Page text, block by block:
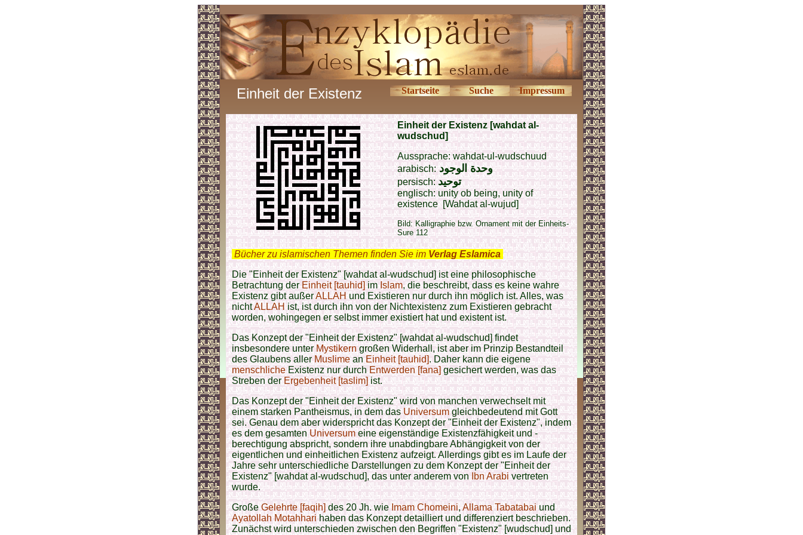
Einheit der Existenz Startseite Suche Impressum
Einheit der Existenz [wahdat al-
wudschud]
Aussprache: wahdat-ul-wudschuud
arabisch: وحدة الوجود
persisch:توحيد
englisch: unity ob being,unity of
existence[Wahdat al-wujud]
Bild: Kalligraphie bzw. Ornament mit der Einheits-
Sure 112
Bücher zu islamischen Themen finden Sie im Verlag Eslamica
Die "Einheit der Existenz" [wahdat al-wudschud] ist eine philosophische
Betrachtung derEinheit [tauhid]imIslam, die beschreibt, dass es keine wahre
Existenz gibt außerALLAHund Existieren nur durch ihn möglich ist. Alles, was
nichtALLAHist, ist durch ihn von der Nichtexistenz zum Existieren gebracht
worden, wohingegen er selbst immer existiert hat und existent ist.
Das Konzept der "Einheit der Existenz" [wahdat al-wudschud] findet
insbesondere unterMystikerngroßen Widerhall, ist aber im Prinzip Bestandteil
des Glaubens allerMuslimeanEinheit [tauhid]. Daher kann die eigene
menschlicheExistenz nur durchEntwerden [fana]gesichert werden, was das
Streben derErgebenheit [taslim]ist.
Das Konzept der "Einheit der Existenz" wird von manchen verwechselt mit
einem starken Pantheismus, in dem dasUniversumgleichbedeutend mit Gott
sei. Genau dem aber widerspricht das Konzept der "Einheit der Existenz", indem
es dem gesamtenUniversumeine eigenständige Existenzfähigkeit und -
berechtigung abspricht, sondern ihre unabdingbare Abhängigkeit von der
eigentlichen und einheitlichen Existenz aufzeigt. Allerdings gibt es im Laufe der
Jahre sehr unterschiedliche Darstellungen zu dem Konzept der "Einheit der
Existenz" [wahdat al-wudschud], das unter anderem vonIbn Arabivertreten
wurde.
GroßeGelehrte [faqih]des 20 Jh. wieImam Chomeini,Allama Tabatabaiund
Ayatollah Motahharihaben das Konzept detailliert und differenziert beschrieben.
Zunächst wird unterschieden zwischen den Begriffen "Existenz" [wudschud] und